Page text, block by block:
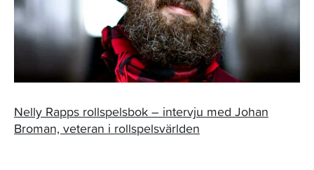
Nelly Rapps rollspelsbok – intervju med Johan
Broman, veteran i rollspelsvärlden